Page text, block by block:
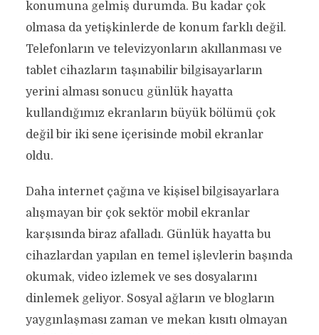
konumuna gelmiş durumda. Bu kadar çok
olmasa da yetişkinlerde de konum farklı değil.
Telefonların ve televizyonların akıllanması ve
tablet cihazların taşınabilir bilgisayarların
yerini alması sonucu günlük hayatta
kullandığımız ekranların büyük bölümü çok
değil bir iki sene içerisinde mobil ekranlar
oldu.
Daha internet çağına ve kişisel bilgisayarlara
alışmayan bir çok sektör mobil ekranlar
karşısında biraz afalladı. Günlük hayatta bu
cihazlardan yapılan en temel işlevlerin başında
okumak, video izlemek ve ses dosyalarını
dinlemek geliyor. Sosyal ağların ve blogların
yaygınlaşması zaman ve mekan kısıtı olmayan